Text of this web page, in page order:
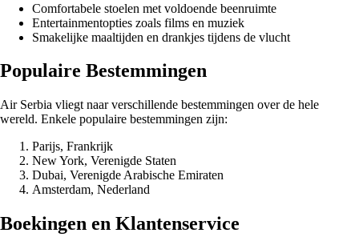
Comfortabele stoelen met voldoende beenruimte
Entertainmentopties zoals films en muziek
Smakelijke maaltijden en drankjes tijdens de vlucht
Populaire Bestemmingen
Air Serbia vliegt naar verschillende bestemmingen over de hele
wereld. Enkele populaire bestemmingen zijn:
Parijs, Frankrijk
New York, Verenigde Staten
Dubai, Verenigde Arabische Emiraten
Amsterdam, Nederland
Boekingen en Klantenservice